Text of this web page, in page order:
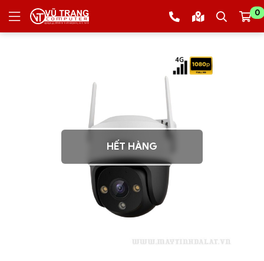
0
HẾT HÀNG